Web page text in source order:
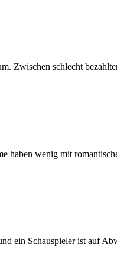
Zwischen schlecht
haben wenig mit
ein Schauspieler ist auf